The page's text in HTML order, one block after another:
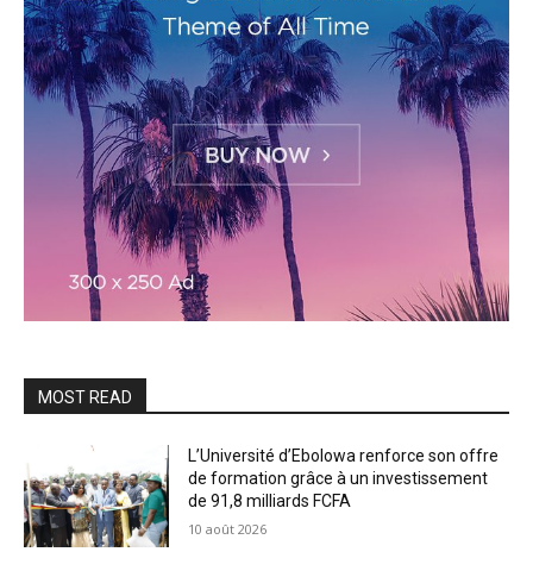
MOST READ
L’Université d’Ebolowa renforce son offre
de formation grâce à un investissement
de 91,8 milliards FCFA
10 août 2026